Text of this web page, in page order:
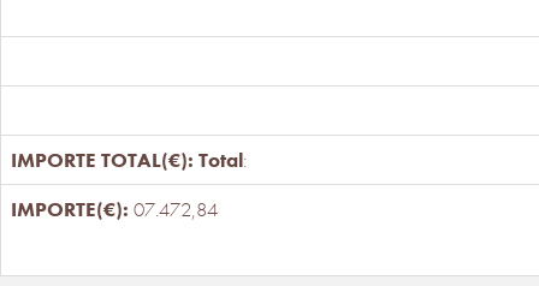
Total:
07.472,84